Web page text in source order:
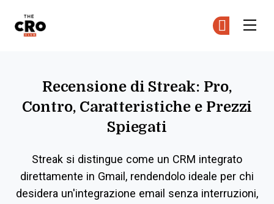
Recensione di Streak: Pro,
Contro, Caratteristiche e Prezzi
Spiegati
Streak si distingue come un CRM integrato
direttamente in Gmail, rendendolo ideale per chi
desidera un'integrazione email senza interruzioni,